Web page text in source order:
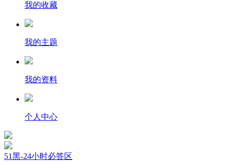
我的收藏
我的主题
我的资料
个人中心
51黑-24小时必答区